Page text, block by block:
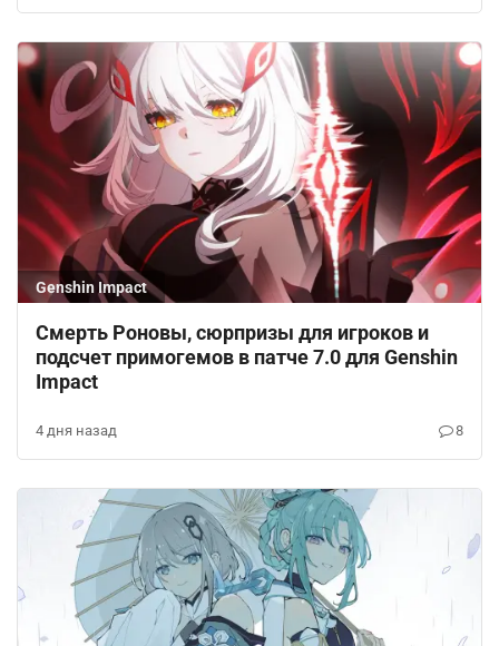
Genshin Impact
Смерть Роновы, сюрпризы для игроков и
подсчет примогемов в патче 7.0 для Genshin
Impact
4 дня назад 8